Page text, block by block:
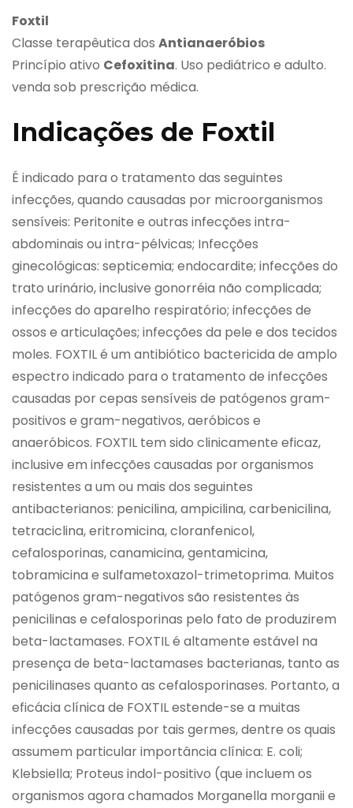
Foxtil
Classe terapêutica dos Antianaeróbios
Princípio ativo Cefoxitina. Uso pediátrico e adulto.
venda sob prescrição médica.
Indicações de Foxtil
É indicado para o tratamento das seguintes
infecções, quando causadas por microorganismos
sensíveis: Peritonite e outras infecções intra-
abdominais ou intra-pélvicas; Infecções
ginecológicas: septicemia; endocardite; infecções do
trato urinário, inclusive gonorréia não complicada;
infecções do aparelho respiratório; infecções de
ossos e articulações; infecções da pele e dos tecidos
moles. FOXTIL é um antibiótico bactericida de amplo
espectro indicado para o tratamento de infecções
causadas por cepas sensíveis de patógenos gram-
positivos e gram-negativos, aeróbicos e
anaeróbicos. FOXTIL tem sido clinicamente eficaz,
inclusive em infecções causadas por organismos
resistentes a um ou mais dos seguintes
antibacterianos: penicilina, ampicilina, carbenicilina,
tetraciclina, eritromicina, cloranfenicol,
cefalosporinas, canamicina, gentamicina,
tobramicina e sulfametoxazol-trimetoprima. Muitos
patógenos gram-negativos são resistentes às
penicilinas e cefalosporinas pelo fato de produzirem
beta-lactamases. FOXTIL é altamente estável na
presença de beta-lactamases bacterianas, tanto as
penicilinases quanto as cefalosporinases. Portanto, a
eficácia clínica de FOXTIL estende-se a muitas
infecções causadas por tais germes, dentre os quais
assumem particular importância clínica: E. coli;
Klebsiella; Proteus indol-positivo (que incluem os
organismos agora chamados Morganella morganii e